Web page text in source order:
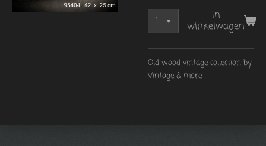
In
winkelwagen
Old wood vintage collection by
Vintage & more